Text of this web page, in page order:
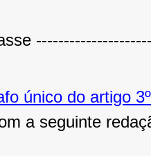
único do artigo
a seguinte